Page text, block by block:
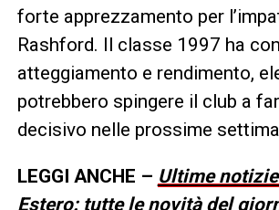
forte apprezzamento per
Rashford. Il classe 1997 ha
atteggiamento e rendimento,
potrebbero spingere il club a
decisivo nelle prossime
LEGGI ANCHE – Ultime
Estero: tutte le novità del